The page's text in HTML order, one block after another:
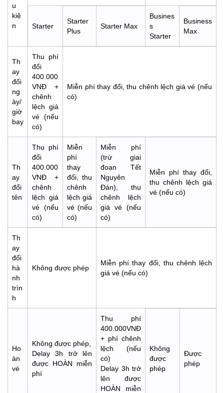
u
kiệ
n
Starter
Starter
Plus
Starter Max
Busines
s
Starter
Business
Max
Th
ay
đổi
ng
ày/
giờ
bay
Thu phí
đổi
400.000
VNĐ +
chênh
lệch giá
vé (nếu
có)
Miễn phí thay đổi, thu chênh lệch giá vé (nếu
có)
Th
ay
đổi
tên
Thu phí
đổi
400.000
VNĐ +
chênh
lệch giá
vé (nếu
có)
Miễn
phí
thay
đổi, thu
chênh
lệch giá
vé (nếu
có)
Miễn phí
(trừ giai
đoạn Tết
Nguyên
Đán), thu
chênh lệch
giá vé (nếu
có)
Miễn phí thay đổi,
thu chênh lệch giá
vé (nếu có)
Th
ay
đổi
hà
nh
trìn
h
Không được phép
Miễn phí thay đổi, thu chênh lệch
giá vé (nếu có)
Ho
àn
vé
Không được phép,
Delay 3h trở lên
được HOÀN miễn
phí
Thu phí
400.000VNĐ
+ phí chênh
lệch (nếu
có)
Delay 3h trở
lên được
HOÀN miễn
Không
được
phép
Được
phép